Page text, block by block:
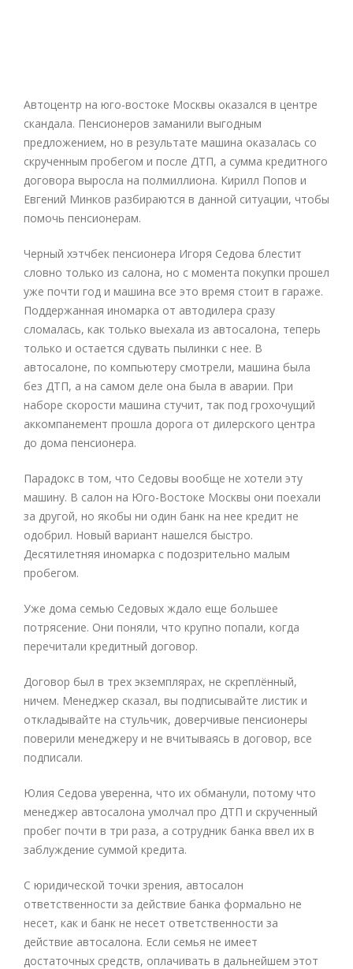
Автоцентр на юго-востоке Москвы оказался в центре
скандала. Пенсионеров заманили выгодным
предложением, но в результате машина оказалась со
скрученным пробегом и после ДТП, а сумма кредитного
договора выросла на полмиллиона. Кирилл Попов и
Евгений Минков разбираются в данной ситуации, чтобы
помочь пенсионерам.
Черный хэтчбек пенсионера Игоря Седова блестит
словно только из салона, но с момента покупки прошел
уже почти год и машина все это время стоит в гараже.
Поддержанная иномарка от автодилера сразу
сломалась, как только выехала из автосалона, теперь
только и остается сдувать пылинки с нее. В
автосалоне, по компьютеру смотрели, машина была
без ДТП, а на самом деле она была в аварии. При
наборе скорости машина стучит, так под грохочущий
аккомпанемент прошла дорога от дилерского центра
до дома пенсионера.
Парадокс в том, что Седовы вообще не хотели эту
машину. В салон на Юго-Востоке Москвы они поехали
за другой, но якобы ни один банк на нее кредит не
одобрил. Новый вариант нашелся быстро.
Десятилетняя иномарка с подозрительно малым
пробегом.
Уже дома семью Седовых ждало еще большее
потрясение. Они поняли, что крупно попали, когда
перечитали кредитный договор.
Договор был в трех экземплярах, не скреплённый,
ничем. Менеджер сказал, вы подписывайте листик и
откладывайте на стульчик, доверчивые пенсионеры
поверили менеджеру и не вчитываясь в договор, все
подписали.
Юлия Седова уверенна, что их обманули, потому что
менеджер автосалона умолчал про ДТП и скрученный
пробег почти в три раза, а сотрудник банка ввел их в
заблуждение суммой кредита.
С юридической точки зрения, автосалон
ответственности за действие банка формально не
несет, как и банк не несет ответственности за
действие автосалона. Если семья не имеет
достаточных средств, оплачивать в дальнейшем этот